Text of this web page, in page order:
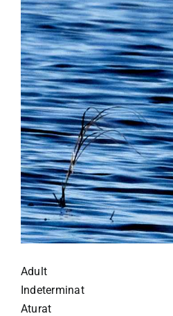
Adult
Indeterminat
Aturat